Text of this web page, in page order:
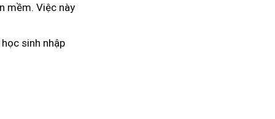
mềm. Việc này
sinh nhập